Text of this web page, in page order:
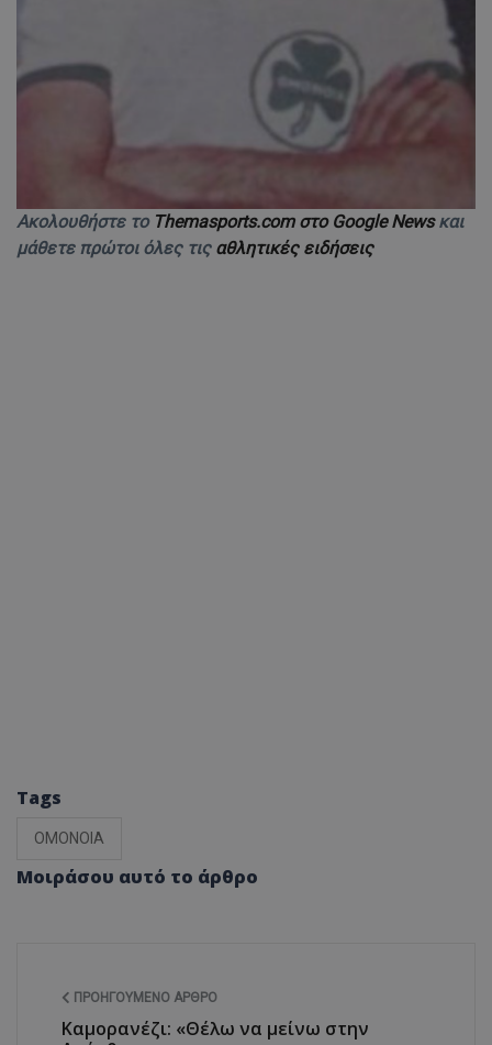
Ακολουθήστε το Themasports.com στο Google Newsκαι
μάθετε πρώτοι όλες τις αθλητικές ειδήσεις
Tags
ΟΜΟΝΟΙΑ
Μοιράσου αυτό το άρθρο
ΠΡΟΗΓΟΎΜΕΝΟ ΆΡΘΡΟ
Καμορανέζι: «Θέλω να μείνω στην